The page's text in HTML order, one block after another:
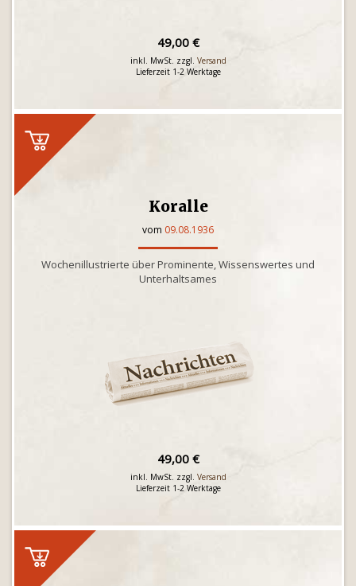
49,00 €
inkl. MwSt. zzgl. Versand
Lieferzeit 1-2 Werktage
Koralle
vom 09.08.1936
Wochenillustrierte über Prominente, Wissenswertes und
Unterhaltsames
49,00 €
inkl. MwSt. zzgl. Versand
Lieferzeit 1-2 Werktage